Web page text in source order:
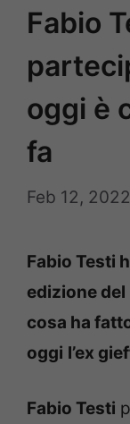
Fabio
oggi è
fa
Feb 12, 2022
Fabio Testi
edizione del
cosa ha
oggi l’ex
Fabio Testi